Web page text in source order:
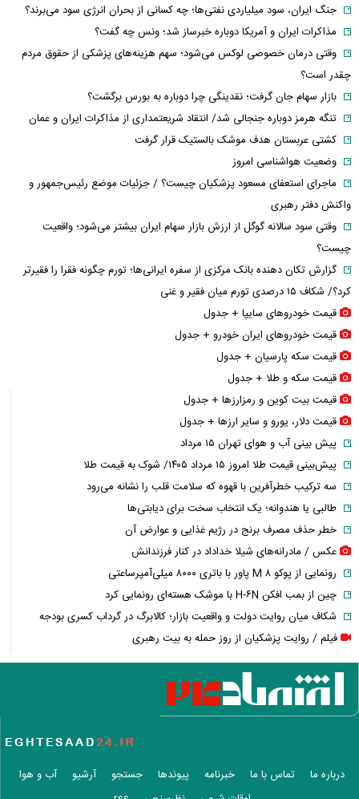
جنگ ایران، سود میلیاردی نفتی‌ها؛ چه کسانی از بحران انرژی سود می‌برند؟
مذاکرات ایران و آمریکا دوباره خبرساز شد؛ ونس چه گفت؟
وقتی درمان خصوصی لوکس می‌شود؛ سهم هزینه‌های پزشکی از حقوق مردم
چقدر است؟
بازار سهام جان گرفت؛ نقدینگی چرا دوباره به بورس برگشت؟
تنگه هرمز دوباره جنجالی شد/ انتقاد شریعتمداری از مذاکرات ایران و عمان
کشتی عربستان هدف موشک بالستیک قرار گرفت
وضعیت هواشناسی امروز
ماجرای استعفای مسعود پزشکیان چیست؟ / جزئیات موضع رئیس‌جمهور و
واکنش دفتر رهبری
وقتی سود سالانه گوگل از ارزش بازار سهام ایران بیشتر می‌شود؛ واقعیت
چیست؟
گزارش تکان‌ دهنده بانک مرکزی از سفره ایرانی‌ها؛ تورم چگونه فقرا را فقیرتر
کرد؟/ شکاف ۱۵ درصدی تورم میان فقیر و غنی
قیمت خودرو‌های سایپا + جدول
قیمت خودرو‌های ایران خودرو + جدول
قیمت سکه پارسیان + جدول
قیمت سکه و طلا + جدول
قیمت بیت کوین و رمزارز‌ها + جدول
قیمت دلار، یورو و سایر ارز‌ها + جدول
پیش بینی آب و هوای تهران ۱۵ مرداد
پیش‌بینی قیمت طلا امروز ۱۵ مرداد ۱۴۰۵/ شوک به قیمت طلا
سه ترکیب خطرآفرین با قهوه که سلامت قلب را نشانه می‌رود
طالبی یا هندوانه؛ یک انتخاب سخت برای دیابتی‌ها
خطر حذف مصرف برنج در رژیم غذایی و عوارض آن
عکس / مادرانه‌های شیلا خداداد در کنار فرزندانش
رونمایی از پوکو M ۸ پاور با باتری ۸۰۰۰ میلی‌آمپرساعتی
چین از بمب افکن H-۶N با موشک هسته‌ای رونمایی کرد
شکاف میان روایت دولت و واقعیت بازار؛ کالابرگ در گرداب کسری بودجه
فیلم / روایت پزشکیان از روز حمله به بیت رهبری
فیلم / روایت پزشکیان از دیدار با رهبر شهید پس از بمباران شورای امنیت
فیلم / پزشکیان: حوادث دی ماه قابل فراموشی نیست
فیلم / توضیحات پزشکیان درباره نحوه ارتباط با رهبری
تلاش دوباره علیرضا بیرانوند برای فرار از خدمت سربازی
درباره ما تماس با ما خبرنامه پیوندها جستجو آرشیو
آب و هوا